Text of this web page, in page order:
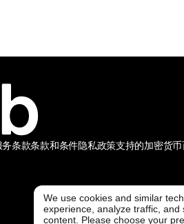
务条款条款和条件隐私政策支持的加密货币
We use cookies and similar
experience, analyze traffic, and
content. Please choose your